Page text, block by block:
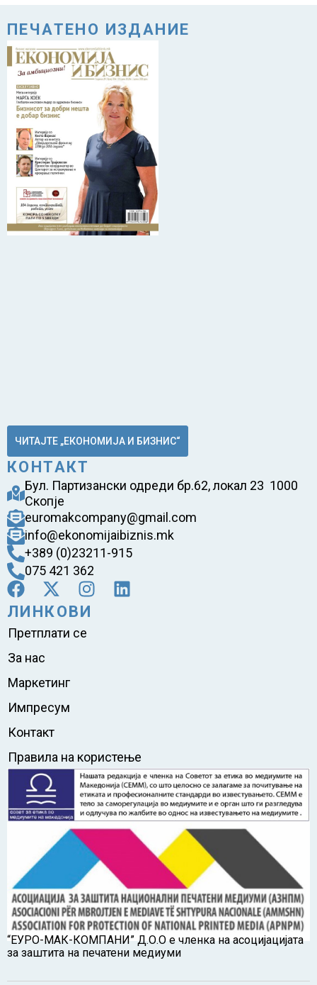
ПЕЧАТЕНО ИЗДАНИЕ
ЧИТАЈТЕ „ЕКОНОМИЈА И БИЗНИС“
КОНТАКТ
Бул. Партизански одреди бр.62, локал 23 1000
Скопје
euromakcompany@gmail.com
info@ekonomijaibiznis.mk
+389 (0)23211-915
075 421 362
ЛИНКОВИ
Претплати се
За нас
Маркетинг
Импресум
Контакт
Правила на користење
“ЕУРО-МАК-КОМПАНИ” Д.О.О е членка на асоцијацијата
за заштита на печатени медиуми